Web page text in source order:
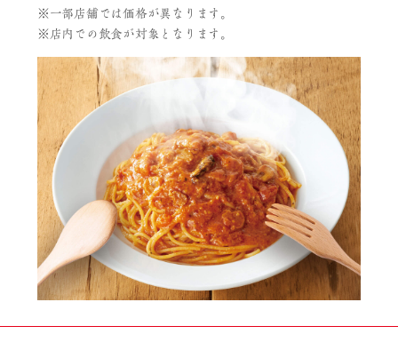
※一部店舗では価格が異なります。
※店内での飲食が対象となります。